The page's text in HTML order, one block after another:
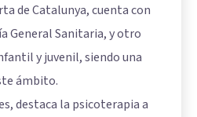
de Catalunya, cuenta con
General Sanitaria, y otro
y juvenil, siendo una
ámbito.
destaca la psicoterapia a